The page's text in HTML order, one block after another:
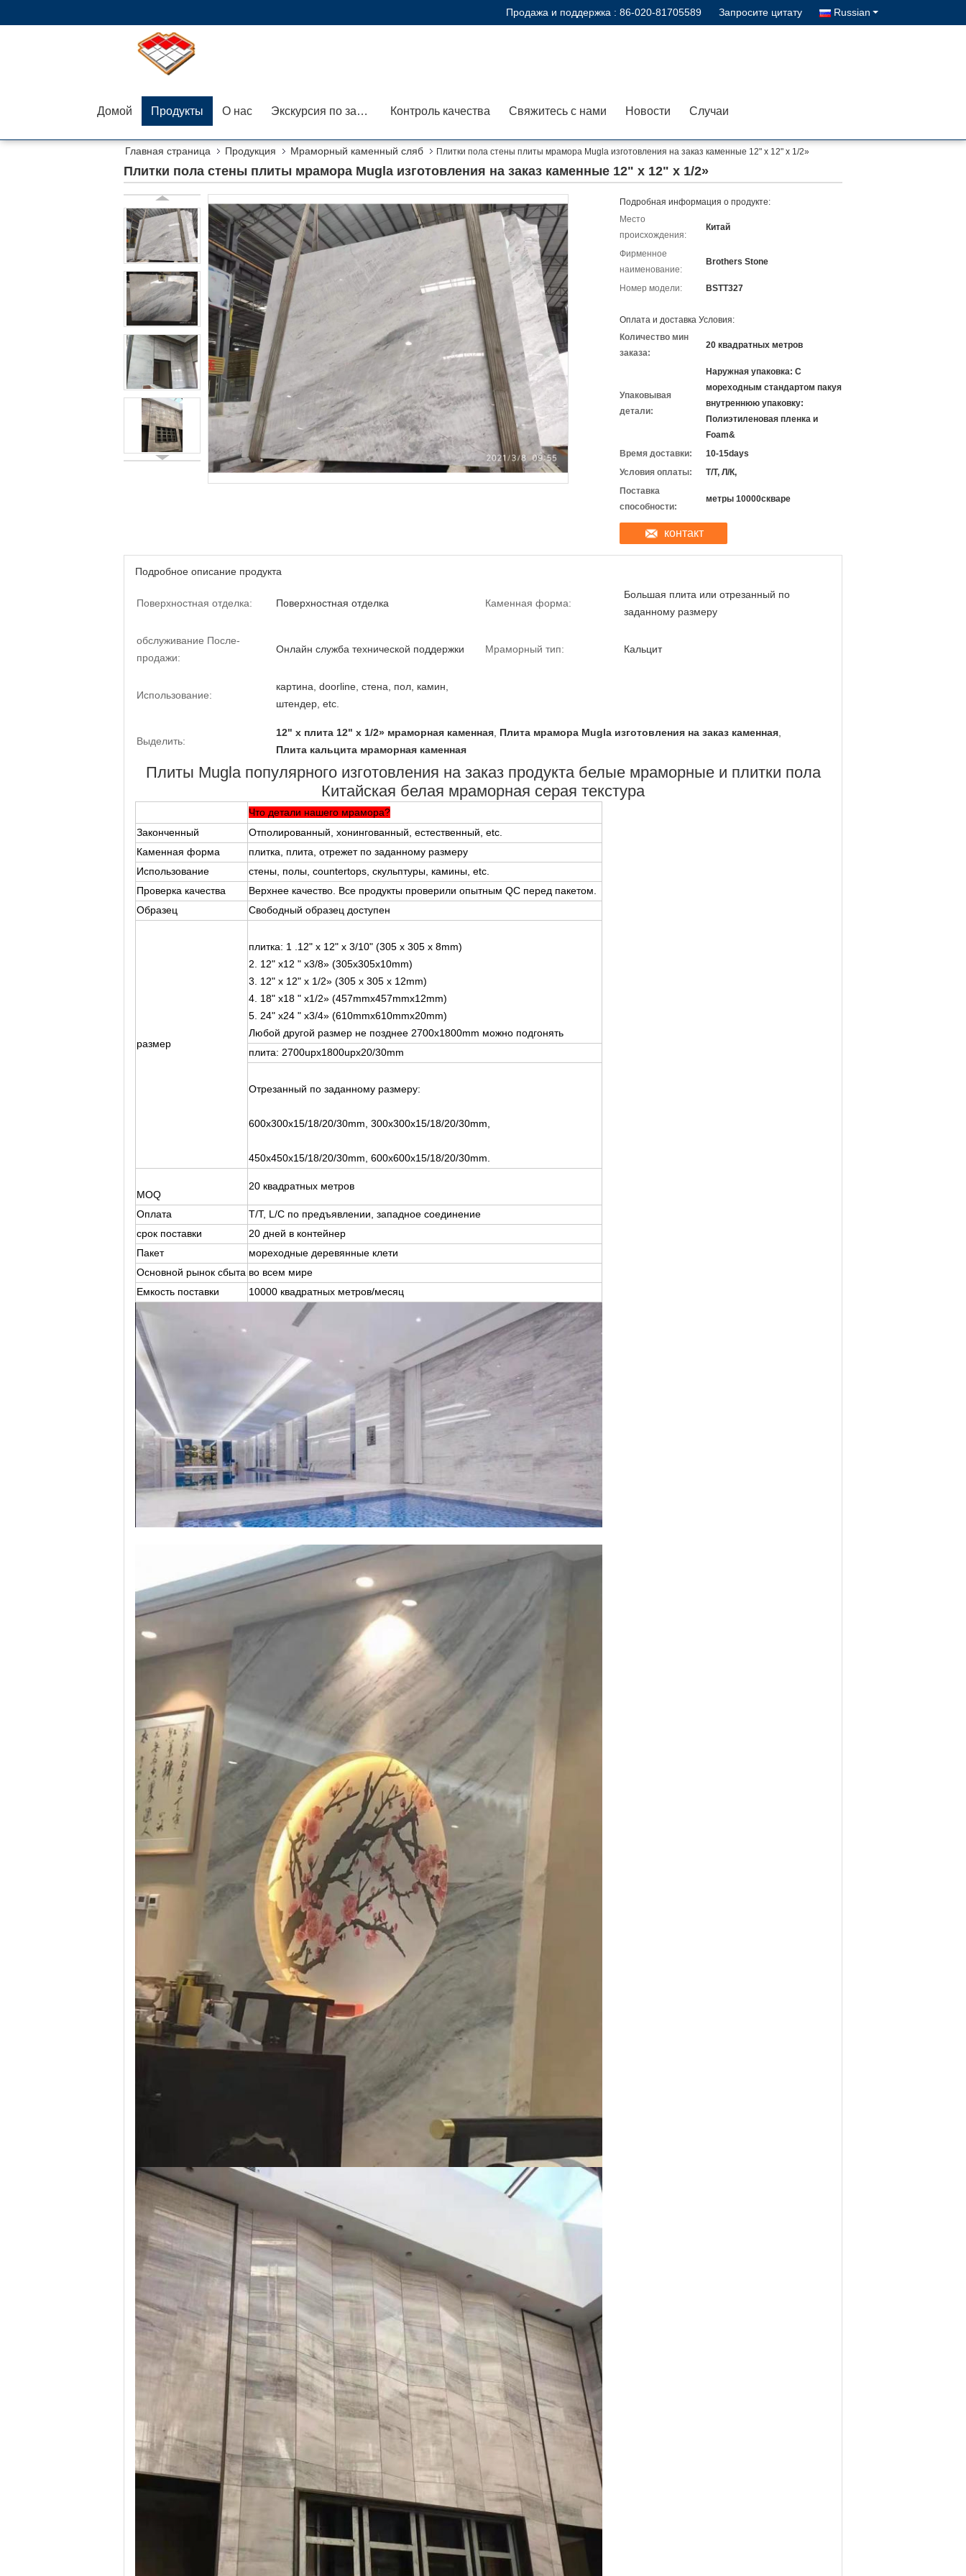
Оставьте сообщение
Мы скоро тебе перезвоним!
Отправить
Продажа и поддержка : 86-020-81705589 Запросите цитату Russian
Домой Продукты О нас Экскурсия по заводу Контроль качества Свяжитесь с нами Новости Случаи
Главная страница Продукция Мраморный каменный сляб Плитки пола стены плиты мрамора Mugla изготовления на заказ каменные 12" x 12" x 1/2»
Плитки пола стены плиты мрамора Mugla изготовления на заказ каменные 12" x 12" x 1/2»
Подробная информация о продукте:
Место
происхождения:
Китай
Фирменное
наименование:
Brothers Stone
Номер модели: BSTT327
Оплата и доставка Условия:
Количество мин
заказа:
20 квадратных метров
Упаковывая
детали:
Наружная упаковка: С
мореходным стандартом пакуя
внутреннюю упаковку:
Полиэтиленовая пленка и
Foam&
Время доставки:
10-15days
Условия оплаты:
Т/Т, Л/К,
Поставка
способности:
метры 10000скваре
контакт
Подробное описание продукта
Поверхностная отделка: Поверхностная отделка Каменная форма:
Большая плита или отрезанный по
заданному размеру
обслуживание После-
продажи:
Онлайн служба технической поддержки Мраморный тип: Кальцит
Использование:
картина, doorline, стена, пол, камин,
штендер, etc.
Выделить:
12" x плита 12" x 1/2» мраморная каменная Плита мрамора Mugla изготовления на заказ каменная
Плита кальцита мраморная каменная
Плиты Mugla популярного изготовления на заказ продукта белые мраморные и плитки пола
Китайская белая мраморная серая текстура
Что детали нашего мрамора?
Законченный
Отполированный, хонингованный, естественный, etc.
Каменная форма
плитка, плита, отрежет по заданному размеру
Использование
стены, полы, countertops, скульптуры, камины, etc.
Проверка качества
Верхнее качество. Все продукты проверили опытным QC перед пакетом.
Образец
Свободный образец доступен
размер
плитка: 1 .12" x 12" x 3/10" (305 x 305 x 8mm)
2. 12" x12 " x3/8» (305x305x10mm)
3. 12" x 12" x 1/2» (305 x 305 x 12mm)
4. 18" x18 " x1/2» (457mmx457mmx12mm)
5. 24" x24 " x3/4» (610mmx610mmx20mm)
Любой другой размер не позднее 2700x1800mm можно подгонять
плита: 2700upx1800upx20/30mm
Отрезанный по заданному размеру:
600x300x15/18/20/30mm, 300x300x15/18/20/30mm,
450x450x15/18/20/30mm, 600x600x15/18/20/30mm.
MOQ
20 квадратных метров
Оплата
T/T, L/C по предъявлении, западное соединение
срок поставки
20 дней в контейнер
Пакет
мореходные деревянные клети
Основной рынок сбыта во всем мире
Емкость поставки
10000 квадратных метров/месяц